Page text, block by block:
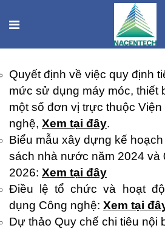
Quyết định về việc quy định
mức sử dụng máy móc, thiết
một số đơn vị trực thuộc
nghệ, Xem tại đây.
Biểu mẫu xây dựng kế
sách nhà nước năm 2024 và
2026: Xem tại đây
Điều lệ tổ chức và hoạt
dụng Công nghệ: Xem tại
Dự thảo Quy chế chi tiêu nội